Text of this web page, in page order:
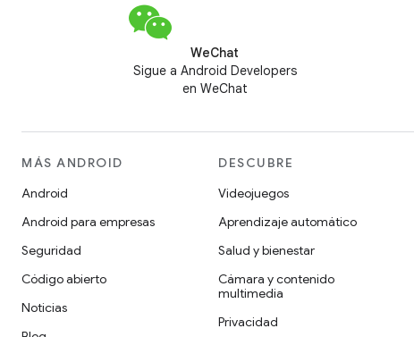
WeChat
Sigue a Android Developers
en WeChat
MÁS ANDROID
Android
Android para empresas
Seguridad
Código abierto
Noticias
DESCUBRE
Videojuegos
Aprendizaje automático
Salud y bienestar
Cámara y contenido
multimedia
Privacidad